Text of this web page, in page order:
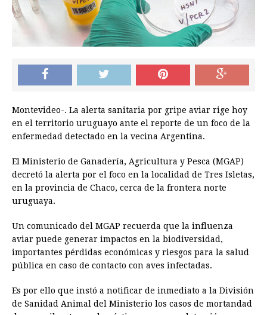
Montevideo-. La alerta sanitaria por gripe aviar rige hoy
en el territorio uruguayo ante el reporte de un foco de la
enfermedad detectado en la vecina Argentina.
El Ministerio de Ganadería, Agricultura y Pesca (MGAP)
decretó la alerta por el foco en la localidad de Tres Isletas,
en la provincia de Chaco, cerca de la frontera norte
uruguaya.
Un comunicado del MGAP recuerda que la influenza
aviar puede generar impactos en la biodiversidad,
importantes pérdidas económicas y riesgos para la salud
pública en caso de contacto con aves infectadas.
Es por ello que instó a notificar de inmediato a la División
de Sanidad Animal del Ministerio los casos de mortandad